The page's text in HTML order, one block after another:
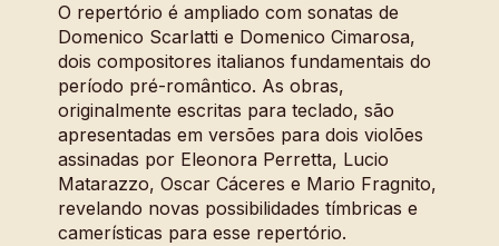
O repertório é ampliado com sonatas de
Domenico Scarlatti e Domenico Cimarosa,
dois compositores italianos fundamentais do
período pré-romântico. As obras,
originalmente escritas para teclado, são
apresentadas em versões para dois violões
assinadas por Eleonora Perretta, Lucio
Matarazzo, Oscar Cáceres e Mario Fragnito,
revelando novas possibilidades tímbricas e
camerísticas para esse repertório.